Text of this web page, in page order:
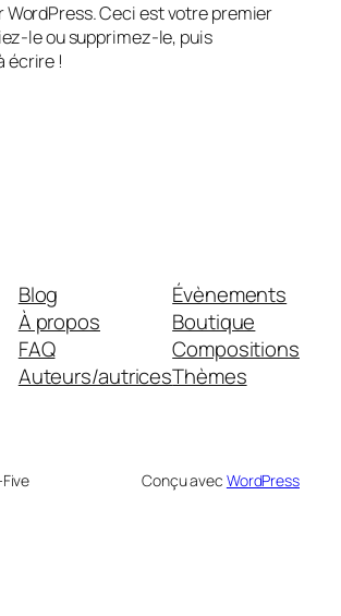
WordPress. Ceci est votre premier
le ou supprimez-le, puis
écrire !
Blog
À propos
FAQ
Auteurs/autrices
Évènements
Boutique
Compositions
Thèmes
Conçu avec WordPress